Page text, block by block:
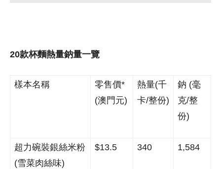
20款杯麵熱量鈉量一覽
樣本名稱 零售價*
(澳門元)
熱量(千
卡/整份)
鈉 (毫
克/整
份)
超力碗裝銀絲米粉
(雪菜肉絲味)
$13.5 340 1,584